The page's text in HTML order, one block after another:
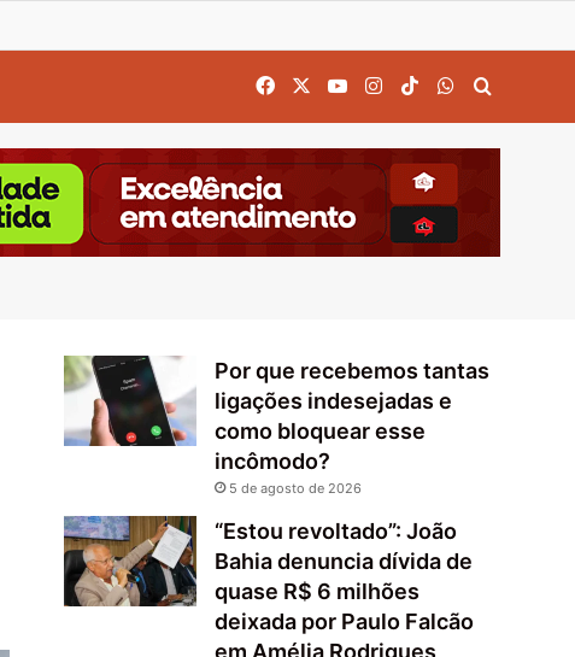
FacebookYouTubeInstagram
TikTokWhatsApp
Por que recebemos tantas
ligações indesejadas e
como bloquear esse
incômodo?
5 de agosto de 2026
“Estou revoltado”: João
Bahia denuncia dívida de
quase R$ 6 milhões
deixada por Paulo Falcão
em Amélia Rodrigues